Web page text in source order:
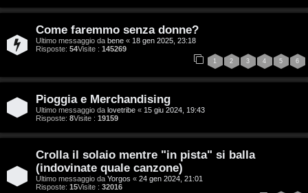
t
i
v
i
C
e
r
Come faremmo senza donne?
Ultimo messaggio da bene « 18 gen 2025, 23:18
Risposte: 54Visite : 145269
1 2 3 4 5 6
Pioggia e Merchandising
Ultimo messaggio da lovetribe « 15 giu 2024, 19:43
Risposte: 8Visite : 19159
Crolla il solaio mentre "in pista" si balla
(indovinate quale canzone)
Ultimo messaggio da Yorgos « 24 gen 2024, 21:01
Risposte: 15Visite : 32016
a
C
D
/
V
i